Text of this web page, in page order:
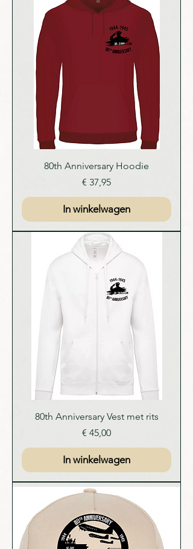
80th Anniversary Hoodie
Prijs
€ 37,95
In winkelwagen
80th Anniversary Vest met rits
Prijs
€ 45,00
In winkelwagen